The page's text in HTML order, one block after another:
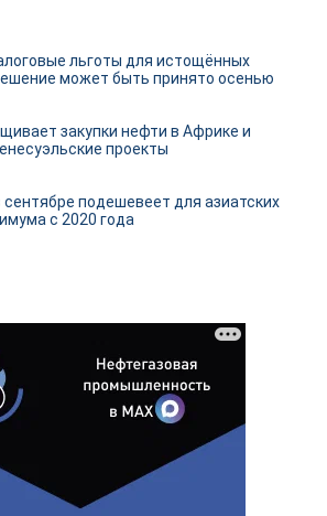
льготы для истощённых
может быть принято осенью
закупки нефти в Африке и
проекты
подешевеет для азиатских
с 2020 года